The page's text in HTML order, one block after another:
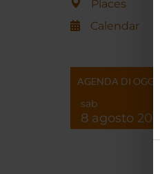
Places
Calendar
AGENDA DI OGGI
sab
8 agosto 2026